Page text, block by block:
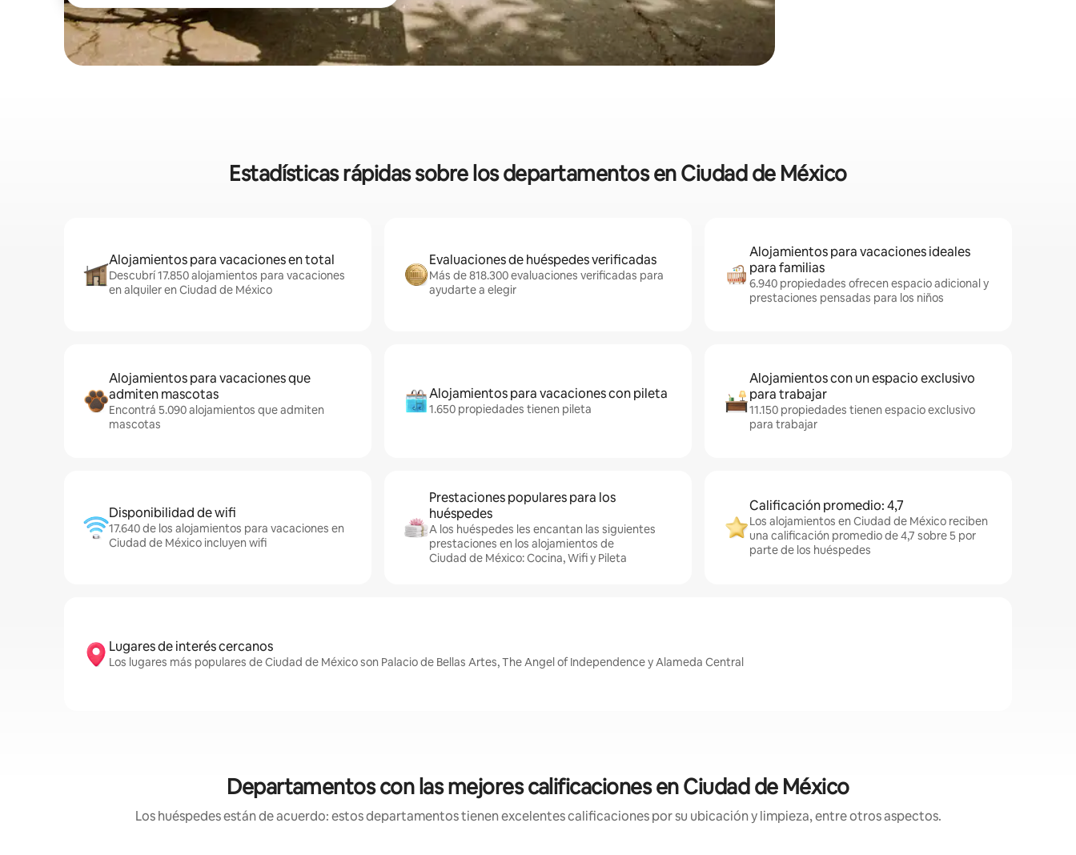
Estadísticas rápidas sobre los departamentos en Ciudad de México
Alojamientos para vacaciones en total
Descubrí 17.850 alojamientos para vacaciones
en alquiler en Ciudad de México
Evaluaciones de huéspedes verificadas
Más de 818.300 evaluaciones verificadas para
ayudarte a elegir
Alojamientos para vacaciones ideales
para familias
6.940 propiedades ofrecen espacio adicional y
prestaciones pensadas para los niños
Alojamientos para vacaciones que
admiten mascotas
Encontrá 5.090 alojamientos que admiten
mascotas
Alojamientos para vacaciones con pileta
1.650 propiedades tienen pileta
Alojamientos con un espacio exclusivo
para trabajar
11.150 propiedades tienen espacio exclusivo
para trabajar
Disponibilidad de wifi
17.640 de los alojamientos para vacaciones en
Ciudad de México incluyen wifi
Prestaciones populares para los
huéspedes
A los huéspedes les encantan las siguientes
prestaciones en los alojamientos de
Ciudad de México: Cocina, Wifi y Pileta
Calificación promedio: 4,7
Los alojamientos en Ciudad de México reciben
una calificación promedio de 4,7 sobre 5 por
parte de los huéspedes
Lugares de interés cercanos
Los lugares más populares de Ciudad de México son Palacio de Bellas Artes, The Angel of Independence y Alameda Central
Departamentos con las mejores calificaciones en Ciudad de México
Los huéspedes están de acuerdo: estos departamentos tienen excelentes calificaciones por su ubicación y limpieza, entre otros aspectos.